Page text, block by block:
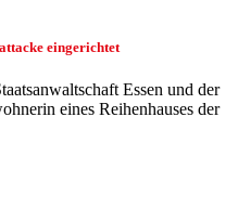
eingerichtet
Essen und der
eines Reihenhauses der